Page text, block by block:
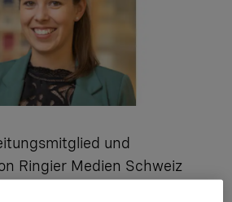
und
Ringier Medien Schweiz